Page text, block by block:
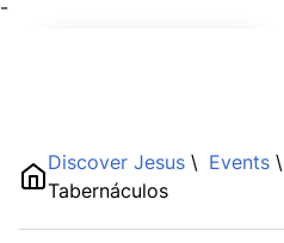
¯
Discover Jesus \ Events \
Tabernáculos
Description